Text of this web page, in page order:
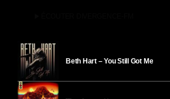
Beth Hart – You Still Got Me